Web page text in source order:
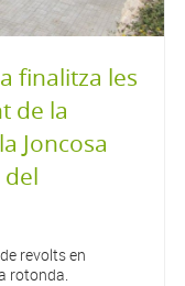
finalitza les
de la
Joncosa
revolts en
rotonda.